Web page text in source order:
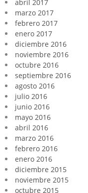
abril 2017
marzo 2017
febrero 2017
enero 2017
diciembre 2016
noviembre 2016
octubre 2016
septiembre 2016
agosto 2016
julio 2016
junio 2016
mayo 2016
abril 2016
marzo 2016
febrero 2016
enero 2016
diciembre 2015
noviembre 2015
octubre 2015